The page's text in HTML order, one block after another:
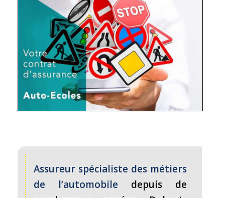
Assureur spécialiste des métiers
de l’automobile depuis de